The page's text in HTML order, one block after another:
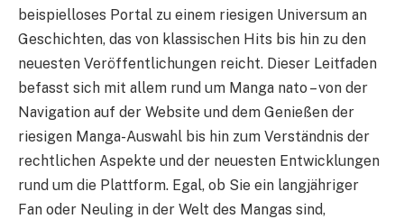
beispielloses Portal zu einem riesigen Universum an
Geschichten, das von klassischen Hits bis hin zu den
neuesten Veröffentlichungen reicht. Dieser Leitfaden
befasst sich mit allem rund um Manga nato – von der
Navigation auf der Website und dem Genießen der
riesigen Manga-Auswahl bis hin zum Verständnis der
rechtlichen Aspekte und der neuesten Entwicklungen
rund um die Plattform. Egal, ob Sie ein langjähriger
Fan oder Neuling in der Welt des Mangas sind,